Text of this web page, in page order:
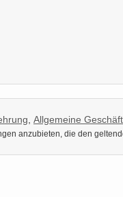
Allgemeine
anzubieten, die den